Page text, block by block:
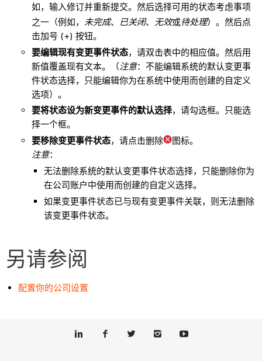
如，输入修订并重新提交。然后选择可用的状态考虑事项
之一（例如， 未完成、 已关闭、 无效或待处理）。然后点
击加号 (+) 按钮。
要编辑现有变更事件状态，请双击表中的相应值。然后用
新值覆盖现有文本。（注意：不能编辑系统的默认变更事
件状态选择，只能编辑你为在系统中使用而创建的自定义
选项）。
要将状态设为新变更事件的默认选择，请勾选框。只能选
择一个框。
要移除变更事件状态，请点击删除
图标。
注意：
无法删除系统的默认变更事件状态选择，只能删除你为
在公司账户中使用而创建的自定义选择。
如果变更事件状态已与现有变更事件关联，则无法删除
该变更事件状态。
另请参阅
配置你的公司设置